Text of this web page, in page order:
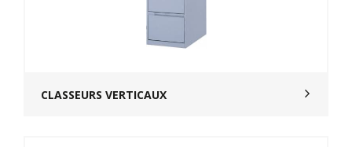
CLASSEURS VERTICAUX